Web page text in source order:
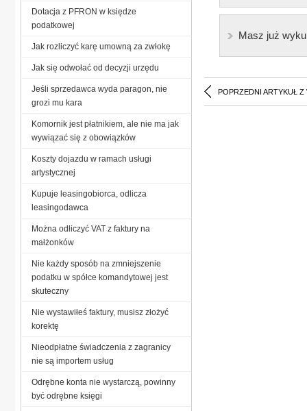
Masz już
POPRZEDNI ARTYKUŁ Z
Dotacja z PFRON w księdze
podatkowej
Jak rozliczyć karę umowną za zwłokę
Jak się odwołać od decyzji urzędu
Jeśli sprzedawca wyda paragon, nie
grozi mu kara
Komornik jest płatnikiem, ale nie ma jak
wywiązać się z obowiązków
Koszty dojazdu w ramach usługi
artystycznej
Kupuje leasingobiorca, odlicza
leasingodawca
Można odliczyć VAT z faktury na
małżonków
Nie każdy sposób na zmniejszenie
podatku w spółce komandytowej jest
skuteczny
Nie wystawiłeś faktury, musisz złożyć
korektę
Nieodpłatne świadczenia z zagranicy
nie są importem usług
Odrębne konta nie wystarczą, powinny
być odrębne księgi